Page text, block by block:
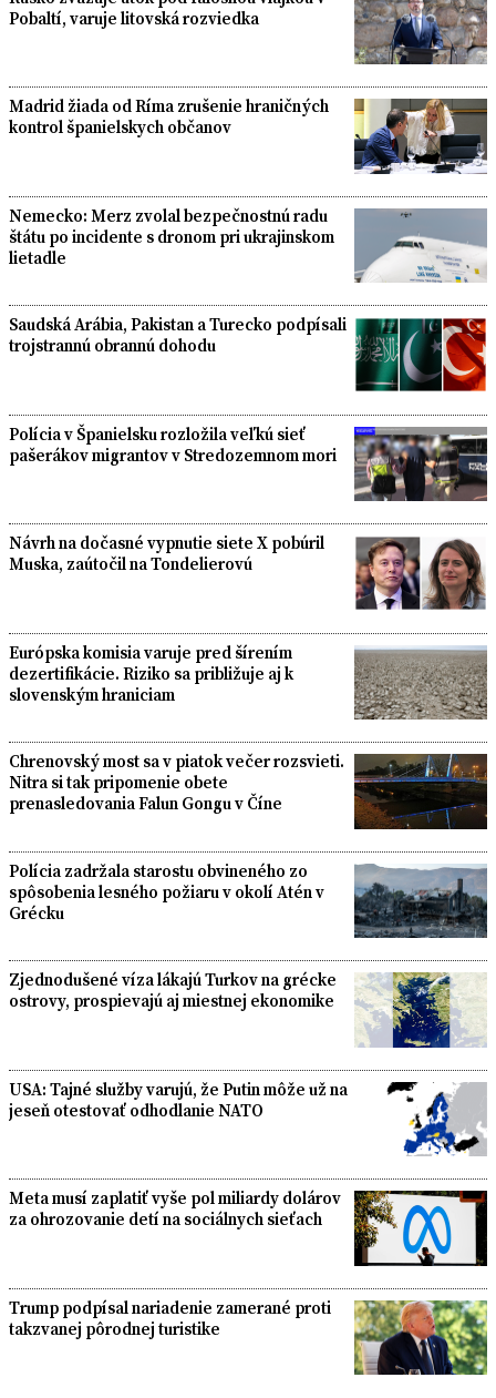
Pobaltí, varuje litovská rozviedka
Madrid žiada od Ríma zrušenie hraničných
kontrol španielskych občanov
Nemecko: Merz zvolal bezpečnostnú radu
štátu po incidente s dronom pri ukrajinskom
lietadle
Saudská Arábia, Pakistan a Turecko podpísali
trojstrannú obrannú dohodu
Polícia v Španielsku rozložila veľkú sieť
pašerákov migrantov v Stredozemnom mori
Návrh na dočasné vypnutie siete X pobúril
Muska, zaútočil na Tondelierovú
Európska komisia varuje pred šírením
dezertifikácie. Riziko sa približuje aj k
slovenským hraniciam
Chrenovský most sa v piatok večer rozsvieti.
Nitra si tak pripomenie obete
prenasledovania Falun Gongu v Číne
Polícia zadržala starostu obvineného zo
spôsobenia lesného požiaru v okolí Atén v
Grécku
Zjednodušené víza lákajú Turkov na grécke
ostrovy, prospievajú aj miestnej ekonomike
USA: Tajné služby varujú, že Putin môže už na
jeseň otestovať odhodlanie NATO
Meta musí zaplatiť vyše pol miliardy dolárov
za ohrozovanie detí na sociálnych sieťach
Trump podpísal nariadenie zamerané proti
takzvanej pôrodnej turistike